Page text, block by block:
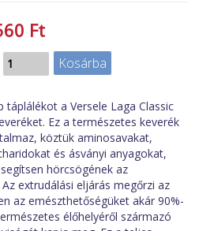
Ft
a Versele Laga Classic
Ez a természetes keverék
köztük aminosavakat,
és ásványi anyagokat,
hörcsögének az
extrudálási eljárás megőrzi az
az emészthetőségüket akár 90%-
élőhelyéről származó